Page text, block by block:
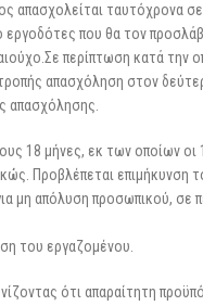
απασχολείται ταυτόχρονα
εργοδότες που θα τον
περίπτωση κατά
απασχόληση στον
απασχόλησης.
18 μήνες, εκ των οποίων
Προβλέπεται
μη απόλυση προσωπικού, σε
του εργαζομένου.
ότι απαραίτητη